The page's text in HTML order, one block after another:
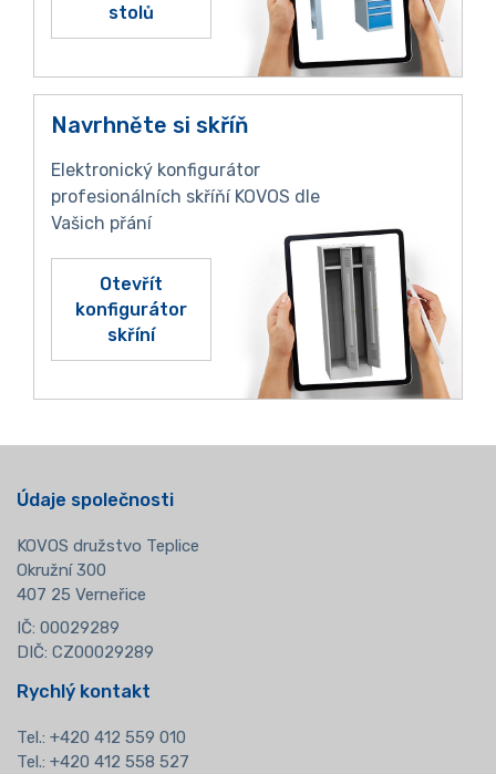
stolů
Navrhněte si skříň
Elektronický konfigurátor
profesionálních skříňí KOVOS dle
Vašich přání
Otevřít
konfigurátor
skříní
Údaje společnosti
KOVOS družstvo Teplice
Okružní 300
407 25 Verneřice
IČ: 00029289
DIČ: CZ00029289
Rychlý kontakt
Tel.: +420 412 559 010
Tel.: +420 412 558 527